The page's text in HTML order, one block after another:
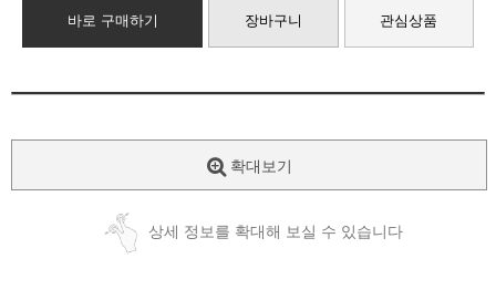
바로 구매하기 장바구니 관심상품
확대보기
상세 정보를 확대해 보실 수 있습니다